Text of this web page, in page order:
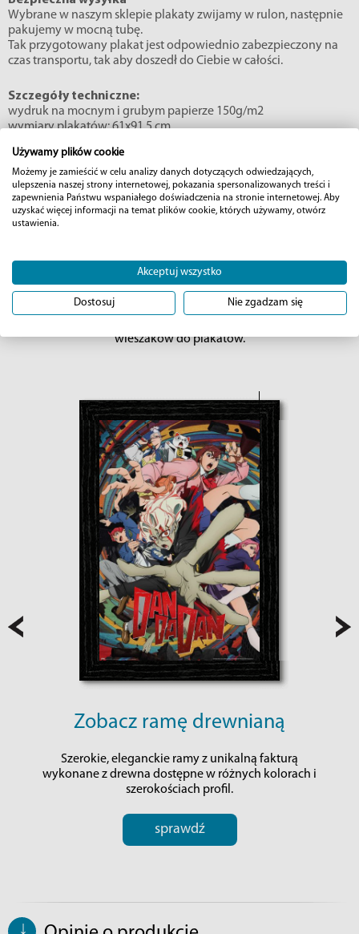
Wybrane w naszym sklepie plakaty zwijamy w rulon, następnie
pakujemy w mocną tubę.
Tak przygotowany plakat jest odpowiednio zabezpieczony na
czas transportu, tak aby doszedł do Ciebie w całości.
Szczegóły techniczne:
wydruk na mocnym i grubym papierze 150g/m2
wymiary plakatów: 61x91,5 cm
↓ Opraw w ramkę
Plakaty w szybki i prosty sposób możesz powiesić na ścianie za
pomocą tradycyjnej taśmy, taśmy washi lub kropek kleju.
wieszaków do plakatów.
Zobacz ramę drewnianą
Szerokie, eleganckie ramy z unikalną fakturą
wykonane z drewna dostępne w różnych kolorach i
szerokościach profil.
sprawdź
↓
Używamy plików cookie
Możemy je zamieścić w celu analizy danych dotyczących odwiedzających,
ulepszenia naszej strony internetowej, pokazania spersonalizowanych treści i
zapewnienia Państwu wspaniałego doświadczenia na stronie internetowej. Aby
uzyskać więcej informacji na temat plików cookie, których używamy, otwórz
ustawienia.
Akceptuj wszystko
Dostosuj Nie zgadzam się